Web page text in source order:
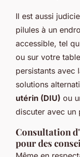
Il est aussi
pilules à un
accessible, tel
ou sur votre
persistants avec
solutions
utérin (DIU) ou
discuter avec un
Consultation
pour des